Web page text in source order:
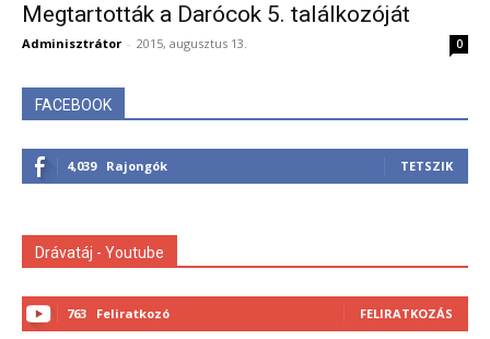
Megtartották a Darócok 5. találkozóját
Adminisztrátor - 2015, augusztus 13. 0
FACEBOOK
4,039 Rajongók TETSZIK
Drávatáj - Youtube
763 Feliratkozó FELIRATKOZÁS